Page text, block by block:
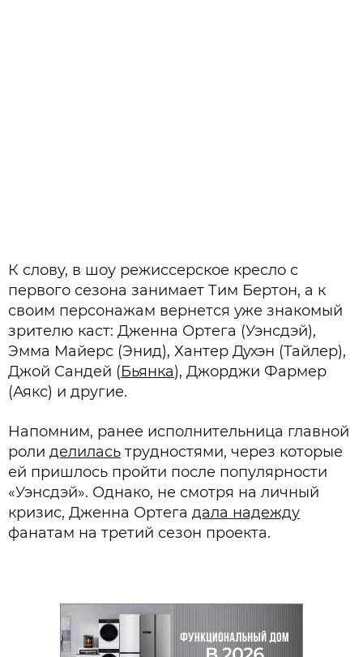
К слову, в шоу режиссерское кресло с
первого сезона занимает Тим Бертон, а к
своим персонажам вернется уже знакомый
зрителю каст: Дженна Ортега (Уэнсдэй),
Эмма Майерс (Энид), Хантер Духэн (Тайлер),
Джой Сандей (Бьянка), Джорджи Фармер
(Аякс) и другие.
Напомним, ранее исполнительница главной
роли делилась трудностями, через которые
ей пришлось пройти после популярности
«Уэнсдэй». Однако, не смотря на личный
кризис, Дженна Ортега дала надежду
фанатам на третий сезон проекта.